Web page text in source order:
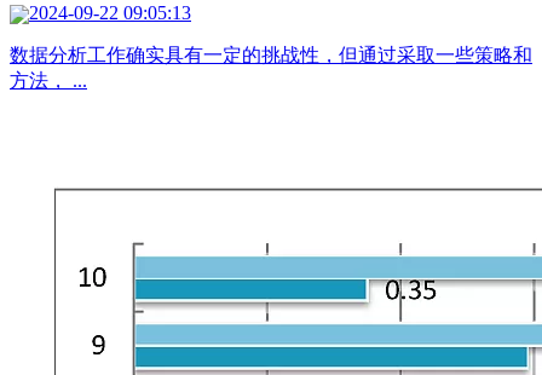
2024-09-22 09:05:13
数据分析工作确实具有一定的挑战性，但通过采取一些策略和
方法， ...